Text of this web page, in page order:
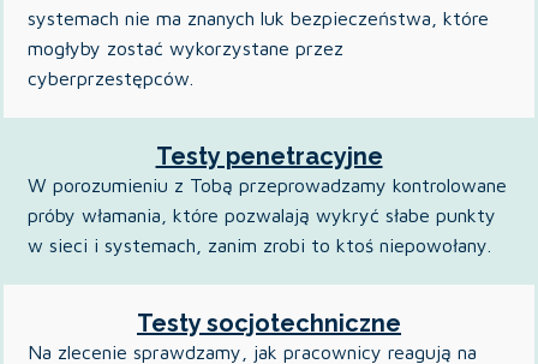
systemach nie ma znanych luk bezpieczeństwa, które
mogłyby zostać wykorzystane przez
cyberprzestępców.
Testy penetracyjne
W porozumieniu z Tobą przeprowadzamy kontrolowane
próby włamania, które pozwalają wykryć słabe punkty
w sieci i systemach, zanim zrobi to ktoś niepowołany.
Testy socjotechniczne
Na zlecenie sprawdzamy, jak pracownicy reagują na